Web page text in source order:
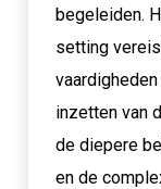
begeleiden.
setting
inzetten van
de diepere
en de